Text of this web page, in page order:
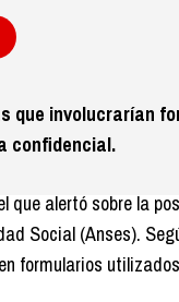
que involucrarían
confidencial.
que alertó sobre la
Social (Anses).
formularios